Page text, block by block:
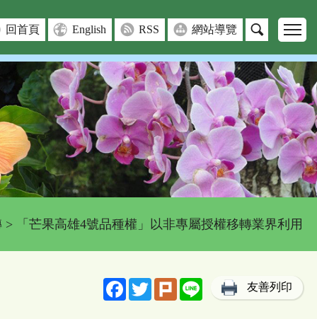
回首頁 English RSS 網站導覽
> 「芒果高雄4號品種權」以非專屬授權移轉業界利用
FacebookTwitterPlurk Line 友善列印